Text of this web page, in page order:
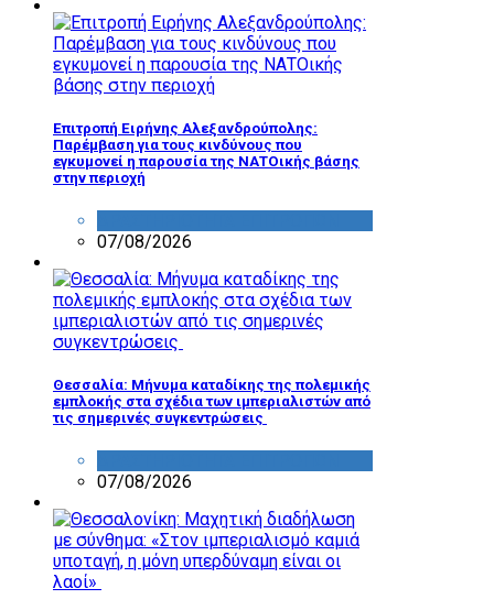
Επιτροπή Ειρήνης Αλεξανδρούπολης:
Παρέμβαση για τους κινδύνους που
εγκυμονεί η παρουσία της ΝΑΤΟικής βάσης
στην περιοχή
07/08/2026
Θεσσαλία: Μήνυμα καταδίκης της πολεμικής
εμπλοκής στα σχέδια των ιμπεριαλιστών από
τις σημερινές συγκεντρώσεις
07/08/2026